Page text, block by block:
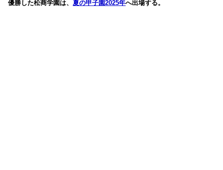
優勝した松商学園は、夏の甲子園2025年へ出場する。